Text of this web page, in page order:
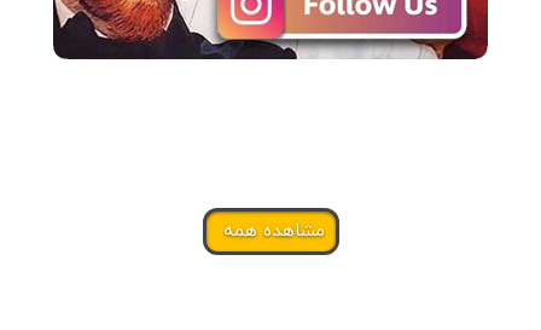
مشاهده همه